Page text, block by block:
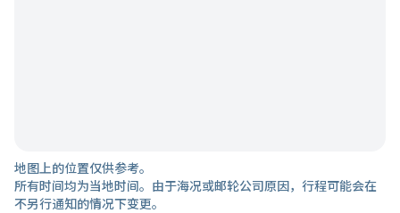
地图上的位置仅供参考。
所有时间均为当地时间。由于海况或邮轮公司原因，行程可能会在
不另行通知的情况下变更。